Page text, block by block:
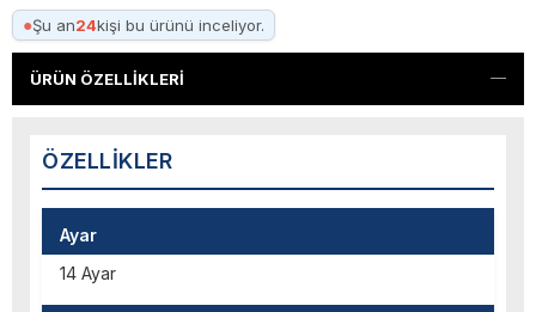
●Şu an24kişi bu ürünü inceliyor.
ÜRÜN ÖZELLIKLERI
ÖZELLIKLER
Ayar
14 Ayar